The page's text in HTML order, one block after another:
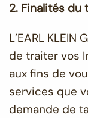
2. Finalités du
L’EARL KLEIN
de traiter vos
aux fins de
services que
demande de